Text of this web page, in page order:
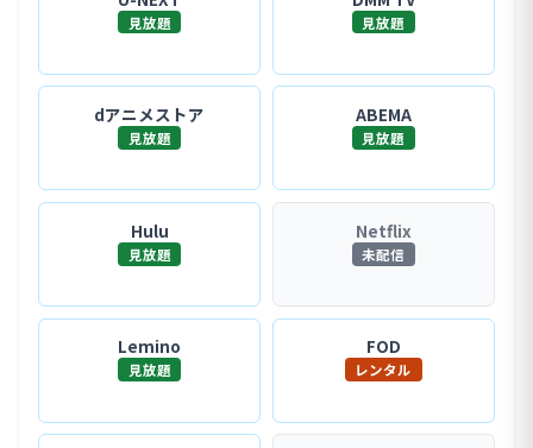
見放題 見放題
dアニメストア
見放題
ABEMA
見放題
Hulu
見放題
Netflix
未配信
Lemino
見放題
FOD
レンタル